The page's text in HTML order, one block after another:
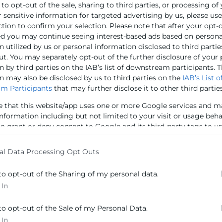
to opt-out of the sale, sharing to third parties, or processing of
sensitive information for targeted advertising by us, please
to confirm your selection. Please note that after your opt-
you may continue seeing interest-based ads based on
utilized by us or personal information disclosed to third
You may separately opt-out of the further disclosure of your
by third parties on the IAB’s list of downstream participants.
may also be disclosed by us to third parties on the IAB’s List
Participants that may further disclose it to other third
that this website/app uses one or more Google services and
including but not limited to your visit or usage
grant or deny consent to Google and its third-party tags to
specified purposes in below Google consent section.
Data Processing Opt Outs
opt-out of the Sharing of my personal data.
opt-out of the Sale of my Personal Data.
mantenido un almuerzo de trabajo en Cámara Valencia invitada
de Innovación,Nuria Montes, los presidentes de las Cámaras
e ICEX y de las empresas: ANECOOP, Baleria Eurolíneas
Complementos, Ford España, Go Energy Group, Grupo
Power Electronics, Power Holdco España, S2 Grupo, SRG
comerciales con Estados Unidos, el principal mercado